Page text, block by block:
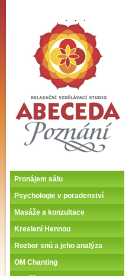
ABECEDA POZNÁNÍ -
Pronájem sálu
Psychologie v poradenství
Masáže a konzultace
Kreslení Hennou
Rozbor snů a jeho analýza
OM Chanting